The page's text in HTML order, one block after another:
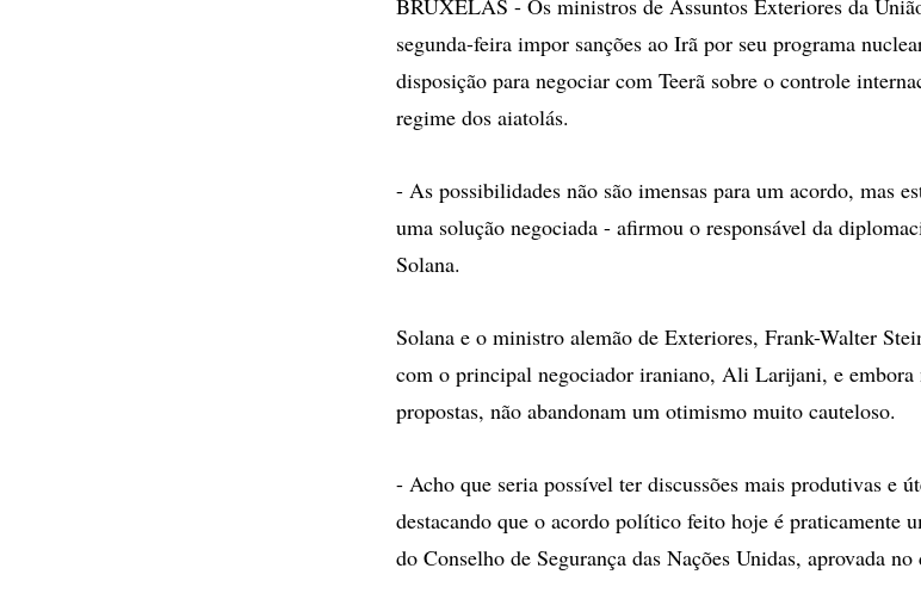
BRUXELAS - Os ministros de Assuntos Exteriores da
segunda-feira impor sanções ao Irã por seu programa
disposição para negociar com Teerã sobre o controle
regime dos aiatolás.
- As possibilidades não são imensas para um acordo, mas
uma solução negociada - afirmou o responsável da
Solana.
Solana e o ministro alemão de Exteriores, Frank-Walter
com o principal negociador iraniano, Ali Larijani, e embora
propostas, não abandonam um otimismo muito cauteloso.
- Acho que seria possível ter discussões mais produtivas e
destacando que o acordo político feito hoje é praticamente
do Conselho de Segurança das Nações Unidas, aprovada